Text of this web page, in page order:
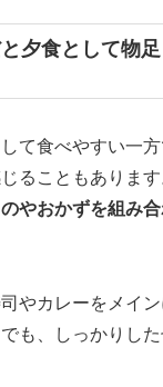
夕食として物
て食べやすい一
ることもありま
やおかずを組み
やカレーをメイ
も、しっかりし